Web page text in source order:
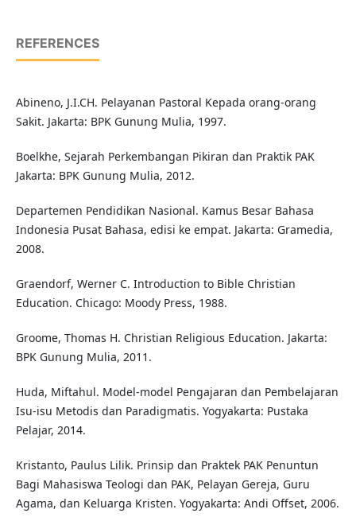
REFERENCES
Abineno, J.I.CH. Pelayanan Pastoral Kepada orang-orang
Sakit. Jakarta: BPK Gunung Mulia, 1997.
Boelkhe, Sejarah Perkembangan Pikiran dan Praktik PAK
Jakarta: BPK Gunung Mulia, 2012.
Departemen Pendidikan Nasional. Kamus Besar Bahasa
Indonesia Pusat Bahasa, edisi ke empat. Jakarta: Gramedia,
2008.
Graendorf, Werner C. Introduction to Bible Christian
Education. Chicago: Moody Press, 1988.
Groome, Thomas H. Christian Religious Education. Jakarta:
BPK Gunung Mulia, 2011.
Huda, Miftahul. Model-model Pengajaran dan Pembelajaran
Isu-isu Metodis dan Paradigmatis. Yogyakarta: Pustaka
Pelajar, 2014.
Kristanto, Paulus Lilik. Prinsip dan Praktek PAK Penuntun
Bagi Mahasiswa Teologi dan PAK, Pelayan Gereja, Guru
Agama, dan Keluarga Kristen. Yogyakarta: Andi Offset, 2006.